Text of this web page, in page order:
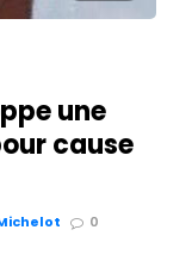
une
cause
0